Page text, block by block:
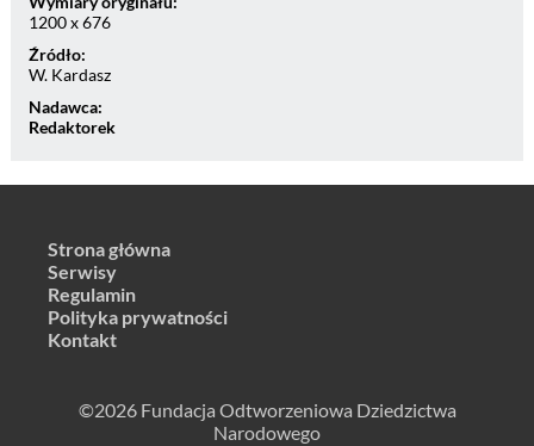
1200 x 676
Źródło:
W. Kardasz
Nadawca:
Redaktorek
Strona główna
Serwisy
Regulamin
Polityka prywatności
Kontakt
©2026 Fundacja Odtworzeniowa Dziedzictwa
Narodowego